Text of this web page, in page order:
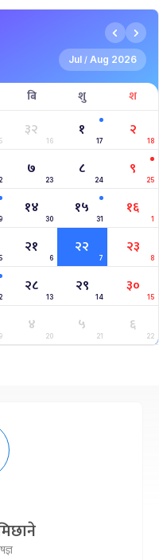
Jul / Aug 2026
बि शु श
३२
16
१
17
२
18
७
23
८
24
९
25
१४
30
१५
31
१६
1
5
२१
6
२२
7
२३
8
२८
13
२९
14
३०
15
४
20
५
21
६
22